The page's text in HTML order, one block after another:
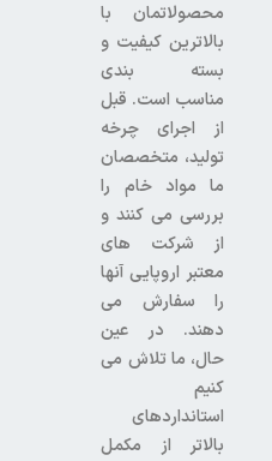
محصولاتمان با
بالاترین کیفیت و
بسته بندی
مناسب است. قبل
از اجرای چرخه
تولید، متخصصان
ما مواد خام را
بررسی می کنند و
از شرکت های
معتبر اروپایی آنها
را سفارش می
دهند. در عین
حال، ما تلاش می
کنیم
استانداردهای
بالاتر از مکمل